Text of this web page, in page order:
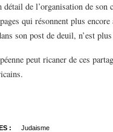
de l’organisation de son
qui résonnent plus
son post de deuil, n’est
peut ricaner de ces
: Judaisme